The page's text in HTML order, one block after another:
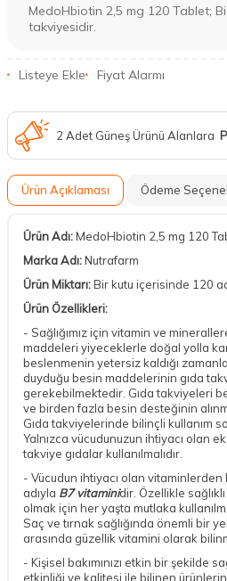
MedoHbiotin 2,5 mg 120 Tablet;
takviyesidir.
Listeye Ekle Fiyat Alarmı
2 Adet Güneş Ürünü Alanlara
Ürün Açıklaması Ödeme
Ürün Adı:MedoHbiotin 2,5 mg 120
Marka Adı:Nutrafarm
Ürün Miktarı:Bir kutu içerisinde 120
Ürün Özellikleri:
- Sağlığımız için vitamin ve
maddeleri yiyeceklerle doğal yolla
beslenmenin yetersiz kaldığı
duyduğu besin maddelerinin gıda
gerekebilmektedir. Gıda takviyeleri
ve birden fazla besin desteğinin
Gıda takviyelerinde bilinçli kullanım
Yalnızca vücudunuzun ihtiyacı olan
takviye gıdalar kullanılmalıdır.
- Vücudun ihtiyacı olan vitaminlerden
adıyla B7 vitaminidir. Özellikle
olmak için her yaşta mutlaka
Saç ve tırnak sağlığında önemli bir
arasında güzellik vitamini olarak
- Kişisel bakımınızı etkin bir şekilde
etkinliği ve kalitesi ile bilinen